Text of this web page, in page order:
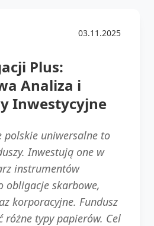
03.11.2025
Plus:
Analiza i
Inwestycyjne
polskie uniwersalne to
Inwestują one w
instrumentów
obligacje skarbowe,
korporacyjne. Fundusz
różne typy papierów. Cel